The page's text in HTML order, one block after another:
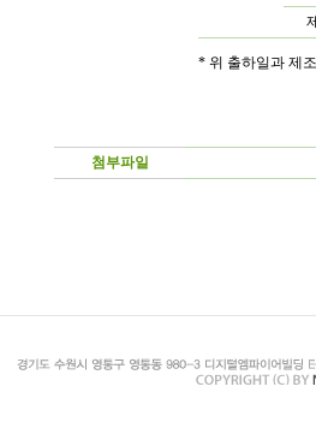
* 위 출하일과 제
첨부파일